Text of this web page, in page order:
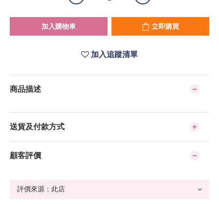
加入購物車 立即購買
加入追蹤清單
商品描述
送貨及付款方式
顧客評價